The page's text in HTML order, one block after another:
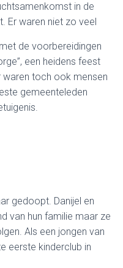
in de
Er waren niet zo veel
de voorbereidingen
een heidens feest
waren toch ook mensen
gemeenteleden
gedoopt. Danijel en
van hun familie maar ze
Als een jongen van
eerste kinderclub in